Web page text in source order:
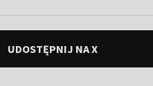
UDOSTĘPNIJ NA X